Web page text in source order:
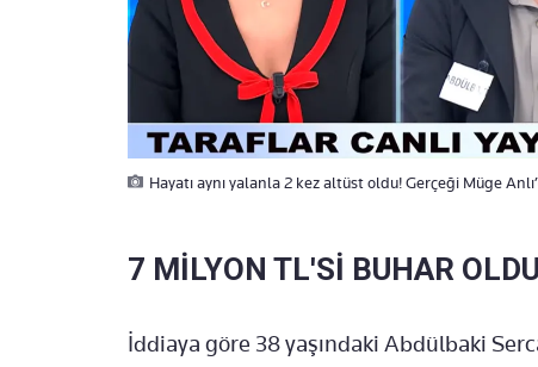
Hayatı aynı yalanla 2 kez altüst oldu! Gerçeği Müge
7 MİLYON TL'Sİ BUHAR OLDU
İddiaya göre 38 yaşındaki Abdülbaki